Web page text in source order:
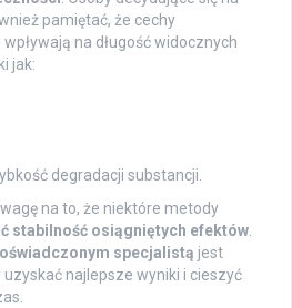
pamiętać, że cechy
na długość widocznych
jak:
degradacji substancji.
na to, że niektóre metody
stabilność osiągniętych efektów.
specjalistą jest
najlepsze wyniki i cieszyć